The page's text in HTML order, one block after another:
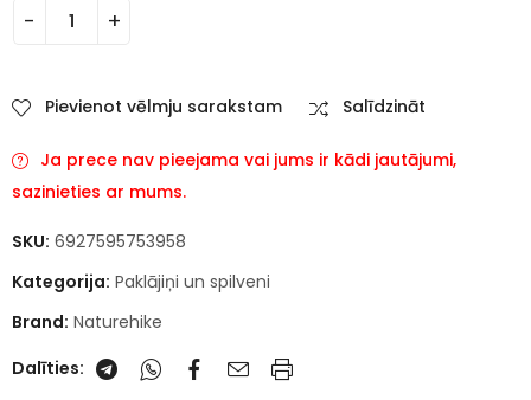
Pievienot vēlmju sarakstam Salīdzināt
Ja prece nav pieejama vai jums ir kādi jautājumi,
sazinieties ar mums.
SKU: 6927595753958
Kategorija: Paklājiņi un spilveni
Brand: Naturehike
Dalīties: